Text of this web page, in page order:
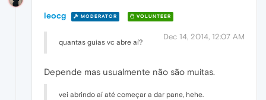
leocg MODERATOR VOLUNTEER
Dec 14, 2014, 12:07 AM
quantas guias vc abre aí?
Depende mas usualmente não são muitas.
vei abrindo aí até começar a dar pane, hehe.